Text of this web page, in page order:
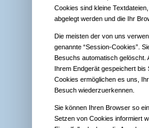
Cookies sind kleine
abgelegt werden und die Ihr
Die meisten der von uns
genannte “Session-Cookies”.
Besuchs automatisch gelöscht.
Ihrem Endgerät gespeichert bis
Cookies ermöglichen es uns,
Besuch wiederzuerkennen.
Sie können Ihren Browser so
Setzen von Cookies informiert